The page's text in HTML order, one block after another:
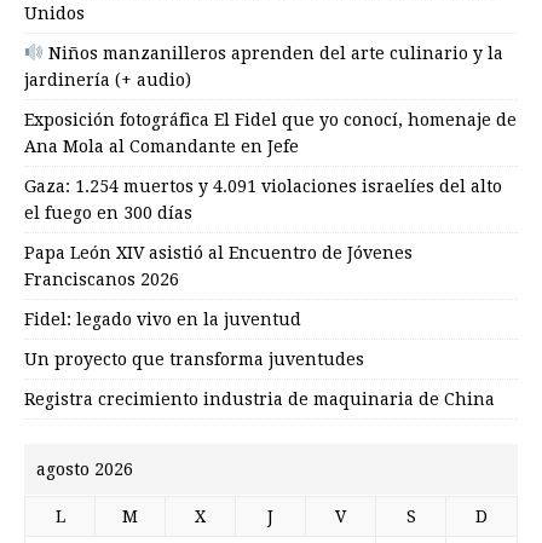
Unidos
Niños manzanilleros aprenden del arte culinario y la
jardinería (+ audio)
Exposición fotográfica El Fidel que yo conocí, homenaje de
Ana Mola al Comandante en Jefe
Gaza: 1.254 muertos y 4.091 violaciones israelíes del alto
el fuego en 300 días
Papa León XIV asistió al Encuentro de Jóvenes
Franciscanos 2026
Fidel: legado vivo en la juventud
Un proyecto que transforma juventudes
Registra crecimiento industria de maquinaria de China
agosto 2026
L M X J V S D